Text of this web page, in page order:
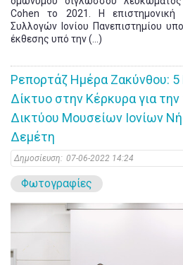
Cohen το 2021. Η
Συλλογών Ιονίου Πανεπιστημίου
έκθεσης υπό την (...)
Ρεπορτάζ Ημέρα Ζακύνθου: 5
Δίκτυο στην Κέρκυρα για
Δικτύου Μουσείων Ιονίων
Δεμέτη
Δημοσίευση: 07-06-2022 14:24
Φωτογραφίες